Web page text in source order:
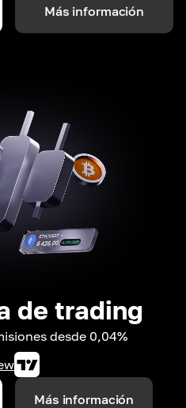
Más información
de trading
desde 0,04%
Más información